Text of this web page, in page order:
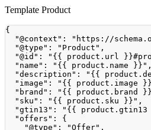
Template Product
{
"@context" : "https://
"@type" : "Product" ,
"@id" : "{{ product.url
"name" : "{{ product.name }}" ,
"description" : "{{
"image" : "{{ product.image
"brand" : "{{ product.brand
"sku" : "{{ product.sku }}" ,
"gtin13" : "{{
"offers" :
{
"@type" : "Offer" ,